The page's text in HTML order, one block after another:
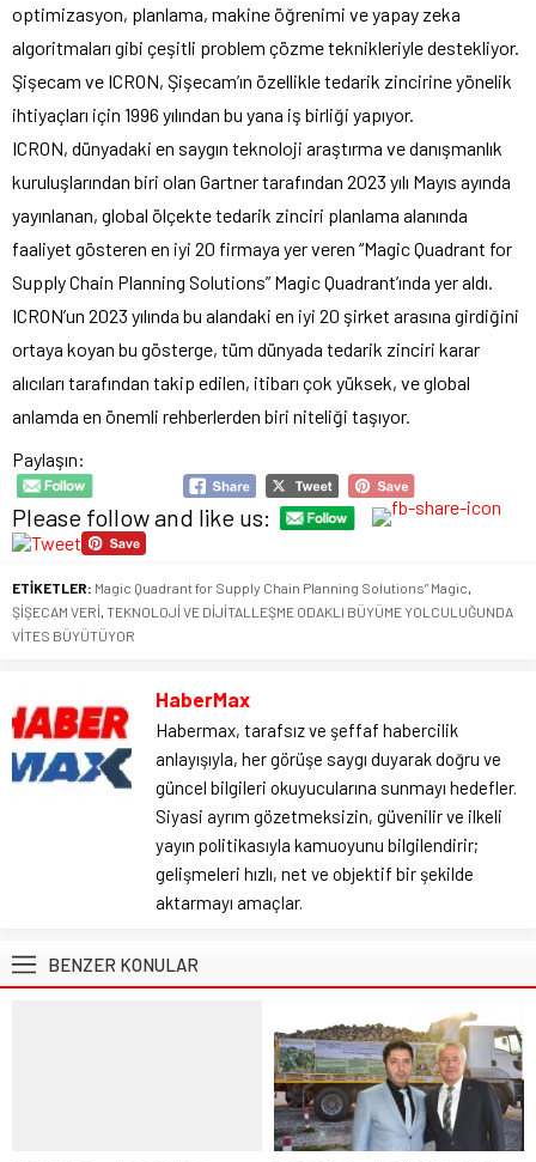
optimizasyon, planlama, makine öğrenimi ve yapay zeka
algoritmaları gibi çeşitli problem çözme teknikleriyle destekliyor.
Şişecam ve ICRON, Şişecam’ın özellikle tedarik zincirine yönelik
ihtiyaçları için 1996 yılından bu yana iş birliği yapıyor.
ICRON, dünyadaki en saygın teknoloji araştırma ve danışmanlık
kuruluşlarından biri olan Gartner tarafından 2023 yılı Mayıs ayında
yayınlanan, global ölçekte tedarik zinciri planlama alanında
faaliyet gösteren en iyi 20 firmaya yer veren “Magic Quadrant for
Supply Chain Planning Solutions” Magic Quadrant’ında yer aldı.
ICRON’un 2023 yılında bu alandaki en iyi 20 şirket arasına girdiğini
ortaya koyan bu gösterge, tüm dünyada tedarik zinciri karar
alıcıları tarafından takip edilen, itibarı çok yüksek, ve global
anlamda en önemli rehberlerden biri niteliği taşıyor.
Paylaşın:
Please follow and like us:
ETİKETLER: Magic Quadrant for Supply Chain Planning Solutions” Magic,
ŞİŞECAM VERİ, TEKNOLOJİ VE DİJİTALLEŞME ODAKLI BÜYÜME YOLCULUĞUNDA
VİTES BÜYÜTÜYOR
HaberMax
Habermax, tarafsız ve şeffaf habercilik
anlayışıyla, her görüşe saygı duyarak doğru ve
güncel bilgileri okuyucularına sunmayı hedefler.
Siyasi ayrım gözetmeksizin, güvenilir ve ilkeli
yayın politikasıyla kamuoyunu bilgilendirir;
gelişmeleri hızlı, net ve objektif bir şekilde
aktarmayı amaçlar.
BENZER KONULAR